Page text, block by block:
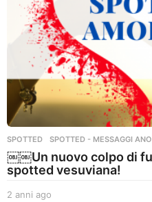
SPOTTED ,SPOTTED - MESSAGGI
￼￼Un nuovo colpo di
spotted vesuviana!
2 anni ago